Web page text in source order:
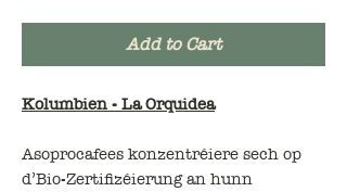
Add to Cart
Kolumbien - La Orquidea
Asoprocafees konzentréiere sech op
d’Bio-Zertifizéierung an hunn